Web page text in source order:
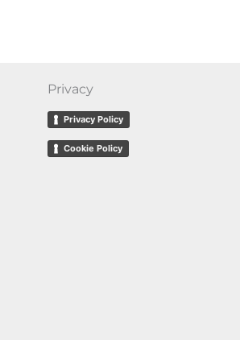
Privacy
Privacy Policy
Cookie Policy